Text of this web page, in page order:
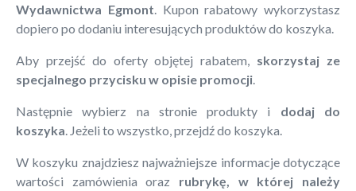
Wydawnictwa Egmont. Kupon rabatowy wykorzystasz
dopiero po dodaniu interesujących produktów do koszyka.
Aby przejść do oferty objętej rabatem, skorzystaj ze
specjalnego przycisku w opisie promocji.
Następnie wybierz na stronie produkty i dodaj do
koszyka. Jeżeli to wszystko, przejdź do koszyka.
W koszyku znajdziesz najważniejsze informacje dotyczące
wartości zamówienia oraz rubrykę, w której należy